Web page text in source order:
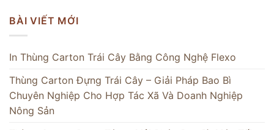
BÀI VIẾT MỚI
In Thùng Carton Trái Cây Bằng Công Nghệ Flexo
Thùng Carton Đựng Trái Cây – Giải Pháp Bao Bì
Chuyên Nghiệp Cho Hợp Tác Xã Và Doanh Nghiệp
Nông Sản